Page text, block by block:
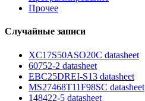
Прочее
Случайные записи
XC17S50ASO20C datasheet
60752-2 datasheet
EBC25DREI-S13 datasheet
MS27468T11F98SC datasheet
148422-5 datasheet